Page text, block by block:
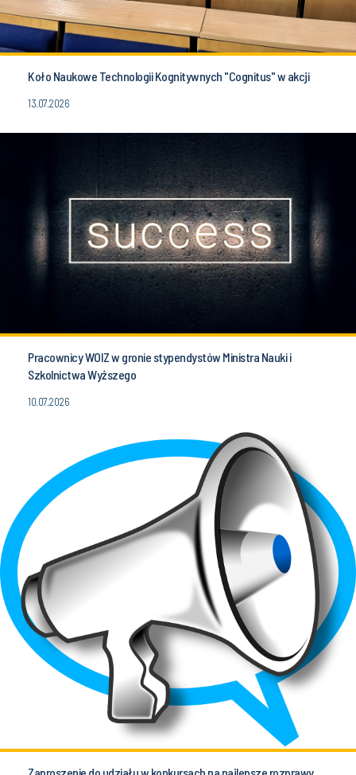
Koło Naukowe Technologii Kognitywnych "Cognitus" w akcji
13.07.2026
Pracownicy WOIZ w gronie stypendystów Ministra Nauki i
Szkolnictwa Wyższego
10.07.2026